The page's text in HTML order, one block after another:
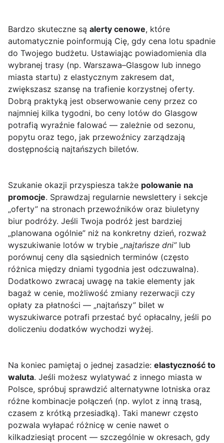
Bardzo skuteczne są alerty cenowe, które
automatycznie poinformują Cię, gdy cena lotu spadnie
do Twojego budżetu. Ustawiając powiadomienia dla
wybranej trasy (np. Warszawa–Glasgow lub innego
miasta startu) z elastycznym zakresem dat,
zwiększasz szansę na trafienie korzystnej oferty.
Dobrą praktyką jest obserwowanie ceny przez co
najmniej kilka tygodni, bo ceny lotów do Glasgow
potrafią wyraźnie falować — zależnie od sezonu,
popytu oraz tego, jak przewoźnicy zarządzają
dostępnością najtańszych biletów.
Szukanie okazji przyspiesza także polowanie na
promocje. Sprawdzaj regularnie newslettery i sekcje
„oferty” na stronach przewoźników oraz biuletyny
biur podróży. Jeśli Twoja podróż jest bardziej
„planowana ogólnie” niż na konkretny dzień, rozważ
wyszukiwanie lotów w trybie „najtańsze dni”lub
porównuj ceny dla sąsiednich terminów (często
różnica między dniami tygodnia jest odczuwalna).
Dodatkowo zwracaj uwagę na takie elementy jak
bagaż w cenie, możliwość zmiany rezerwacji czy
opłaty za płatności — „najtańszy” bilet w
wyszukiwarce potrafi przestać być opłacalny, jeśli po
doliczeniu dodatków wychodzi wyżej.
Na koniec pamiętaj o jednej zasadzie: elastyczność to
waluta. Jeśli możesz wylatywać z innego miasta w
Polsce, spróbuj sprawdzić alternatywne lotniska oraz
różne kombinacje połączeń (np. wylot z inną trasą,
czasem z krótką przesiadką). Taki manewr często
pozwala wyłapać różnicę w cenie nawet o
kilkadziesiąt procent — szczególnie w okresach, gdy